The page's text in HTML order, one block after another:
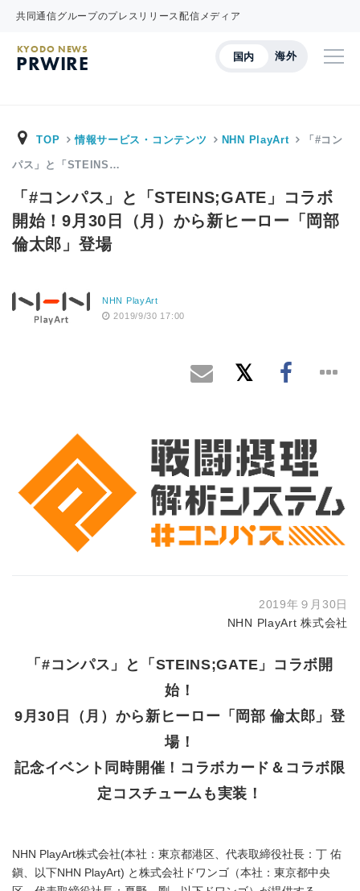
共同通信グループのプレスリリース配信メディア
国内 海外
KYODO NEWS
PRWIRE
TOP 情報サービス・コンテンツ NHN PlayArt 「#コン
パス」と「STEINS…
「#コンパス」と「STEINS;GATE」コラボ
開始！9月30日（月）から新ヒーロー「岡部
倫太郎」登場
NHN PlayArt
2019/9/30 17:00
2019年９月30日
NHN PlayArt 株式会社
「#コンパス」と「STEINS;GATE」コラボ開
始！
9月30日（月）から新ヒーロー「岡部 倫太郎」登
場！
記念イベント同時開催！コラボカード＆コラボ限
定コスチュームも実装！
NHN PlayArt株式会社(本社：東京都港区、代表取締役社長：丁 佑
鎭、以下NHN PlayArt) と株式会社ドワンゴ（本社：東京都中央